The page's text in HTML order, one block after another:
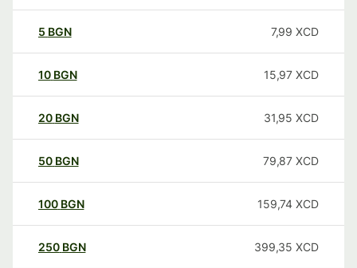
5 BGN 7,99 XCD
10 BGN 15,97 XCD
20 BGN 31,95 XCD
50 BGN 79,87 XCD
100 BGN 159,74 XCD
250 BGN 399,35 XCD